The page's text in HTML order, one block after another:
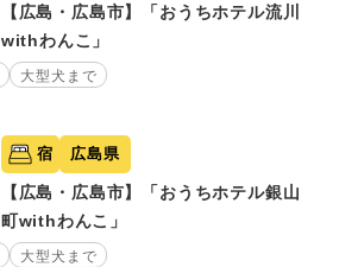
【広島・広島市】「おうちホテル流川
withわんこ」
大型犬まで
宿 広島県
【広島・広島市】「おうちホテル銀山
町withわんこ」
大型犬まで